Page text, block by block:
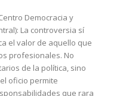
Democracia y
La controversia sí
el valor de aquello que
profesionales. No
de la política, sino
oficio permite
que rara